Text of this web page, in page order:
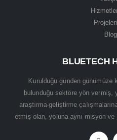
Blog
BLUETECH
Kurulduğu günden günümüze
bulunduğu sektöre yön vermiş,
araştırma-geliştirme
etmiş olan, yoluna aynı misyon ve